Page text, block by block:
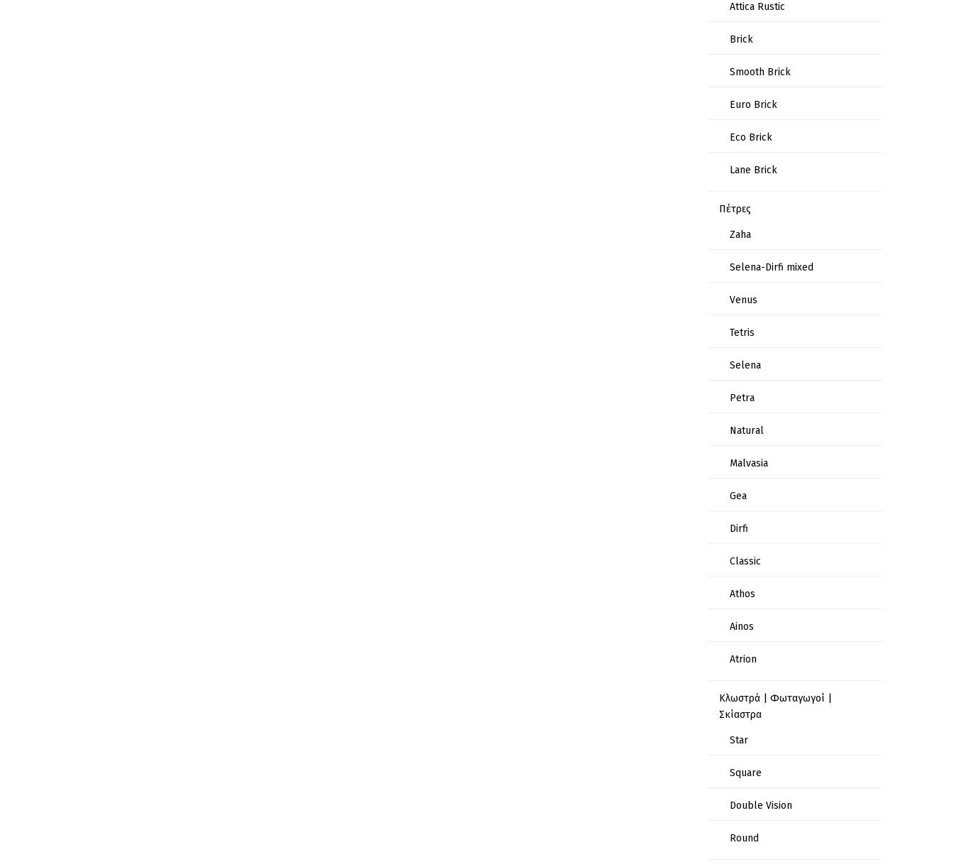
Attica Rustic
Brick
Smooth Brick
Euro Brick
Eco Brick
Lane Brick
Πέτρες
Zaha
Selena-Dirfi mixed
Venus
Tetris
Selena
Petra
Natural
Malvasia
Gea
Dirfi
Classic
Athos
Ainos
Atrion
Κλωστρά | Φωταγωγοί |
Σκίαστρα
Star
Square
Double Vision
Round